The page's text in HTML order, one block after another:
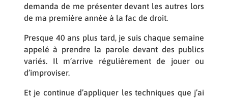
demanda de me présenter devant les autres lors
de ma première année à la fac de droit.
Presque 40 ans plus tard, je suis chaque semaine
appelé à prendre la parole devant des publics
variés. Il m’arrive régulièrement de jouer ou
d’improviser.
Et je continue d’appliquer les techniques que j’ai